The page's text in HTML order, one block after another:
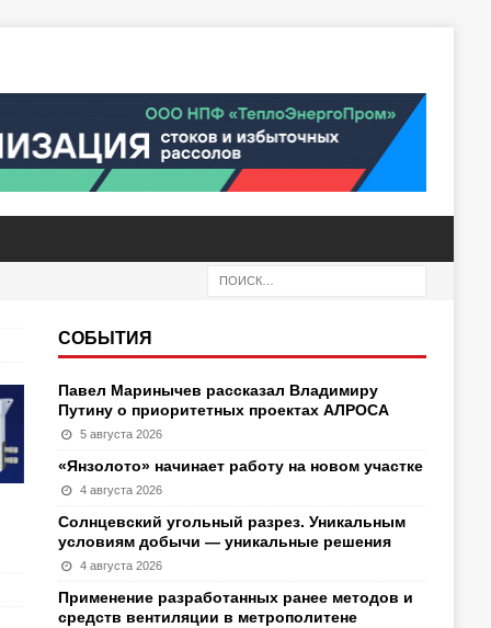
СОБЫТИЯ
Павел Маринычев рассказал Владимиру
Путину о приоритетных проектах АЛРОСА
5 августа 2026
«Янзолото» начинает работу на новом участке
4 августа 2026
Солнцевский угольный разрез. Уникальным
условиям добычи — уникальные решения
4 августа 2026
Применение разработанных ранее методов и
средств вентиляции в метрополитене